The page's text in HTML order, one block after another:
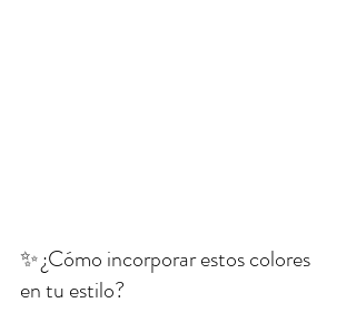
✨ ¿Cómo incorporar estos colores
en tu estilo?